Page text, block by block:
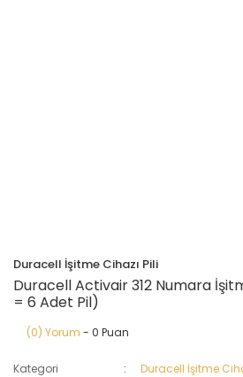
Duracell İşitme Cihazı Pili
Duracell Activair 312 Numara
= 6 Adet Pil)
(0) Yorum - 0 Puan
Kategori
Duracell İşitme